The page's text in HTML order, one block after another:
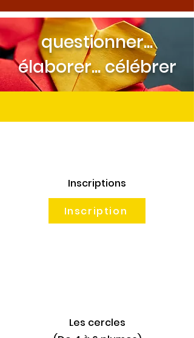
questionner...
élaborer... célébrer
Inscriptions
Inscription
Les cercles